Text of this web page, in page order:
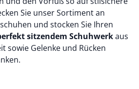
Sie unser Sortiment an
und stocken Sie Ihren
sitzendem Schuhwerkaus
sowie Gelenke und Rücken